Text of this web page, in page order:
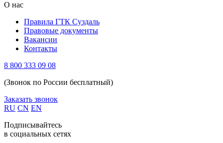
О нас
Правила ГТК Суздаль
Правовые документы
Вакансии
Контакты
8 800 333 09 08
(Звонок по России бесплатный)
Заказать звонок
RU CN EN
Подписывайтесь
в социальных сетях